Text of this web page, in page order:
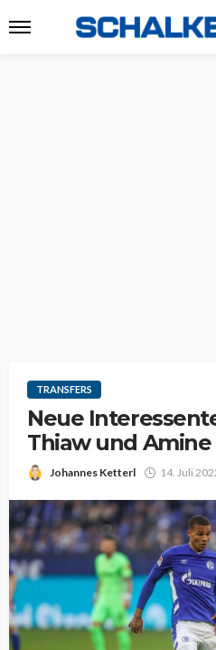
TRANSFERS
Neue
Thiaw und Amine
Johannes Ketterl 14. Juli